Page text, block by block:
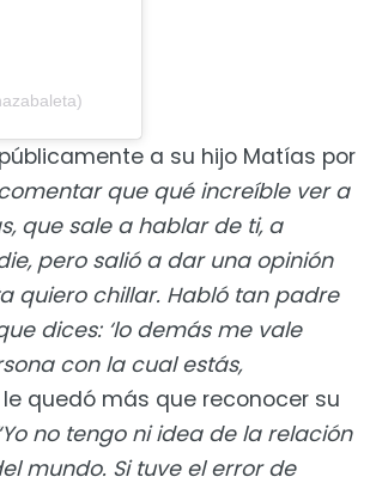
a su hijo Matías por
que qué increíble ver a
que sale a hablar de ti, a
pero salió a dar una opinión
quiero chillar. Habló tan padre
dices: ‘lo demás me vale
con la cual estás,
quedó más que reconocer su
no tengo ni idea de la relación
mundo. Si tuve el error de